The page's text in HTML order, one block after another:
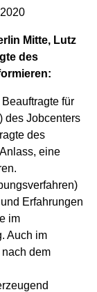
Mitte, Lutz
des
für
des Jobcenters
des
eine
Erfahrungen
im
Auch im
dem